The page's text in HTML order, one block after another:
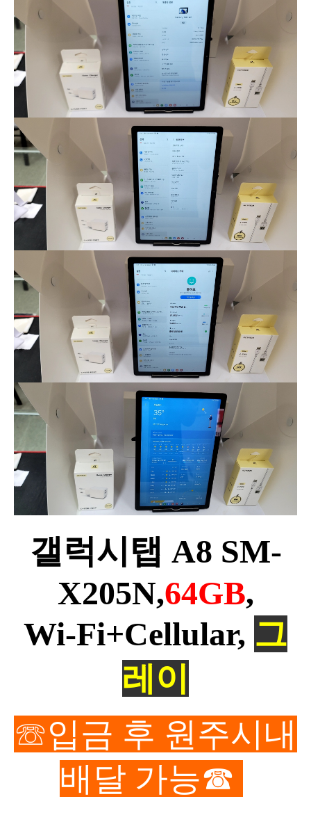
갤럭시탭 A8 SM-
X205N,64GB,
Wi-Fi+Cellular, 그
레이
☏입금 후 원주시내
배달 가능☎